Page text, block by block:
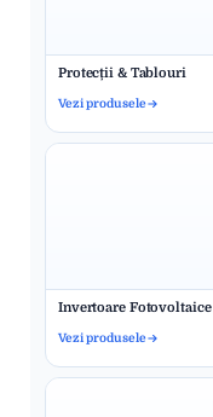
Protecții & Tablouri
Vezi produsele
Invertoare Fotovoltaice
Vezi produsele